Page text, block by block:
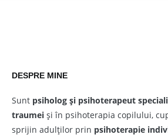
DESPRE MINE
Sunt psiholog și psihoterapeut
traumei și în psihoterapia copilului,
sprijin adulților prin psihoterapie